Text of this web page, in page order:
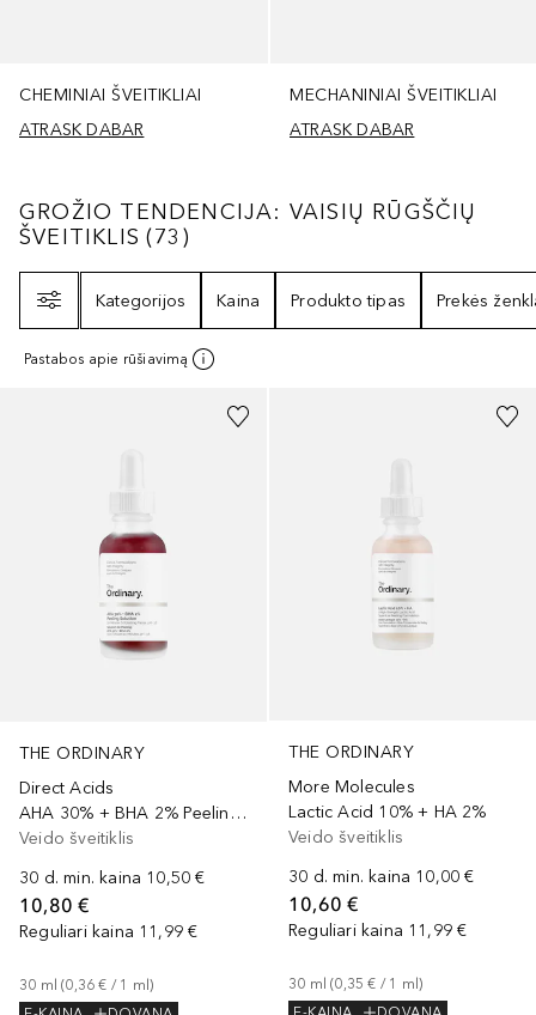
CHEMINIAI ŠVEITIKLIAI
ATRASK DABAR
MECHANINIAI ŠVEITIKLIAI
ATRASK DABAR
GROŽIO TENDENCIJA: VAISIŲ RŪGŠČIŲ
GROŽIO TENDENCIJA: VAISIŲ RŪGŠČIŲ
ŠVEITIKLIS (73 )
Kategorijos
Kaina Produkto tipas Prekės
Pastabos apie rūšiavimą
THE ORDINARY
Direct Acids
AHA 30% + BHA 2% Peeling Solution
Veido šveitiklis
30 d. min. kaina 10,50 €
10,80 €
Reguliari kaina 11,99 €
30 ml (0,36 € / 1 ml)
THE ORDINARY
More Molecules
Lactic Acid 10% + HA 2%
Veido šveitiklis
30 d. min. kaina 10,00 €
10,60 €
Reguliari kaina 11,99 €
30 ml (0,35 € / 1 ml)